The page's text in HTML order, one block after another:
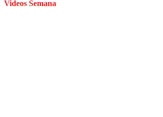
Videos Semana